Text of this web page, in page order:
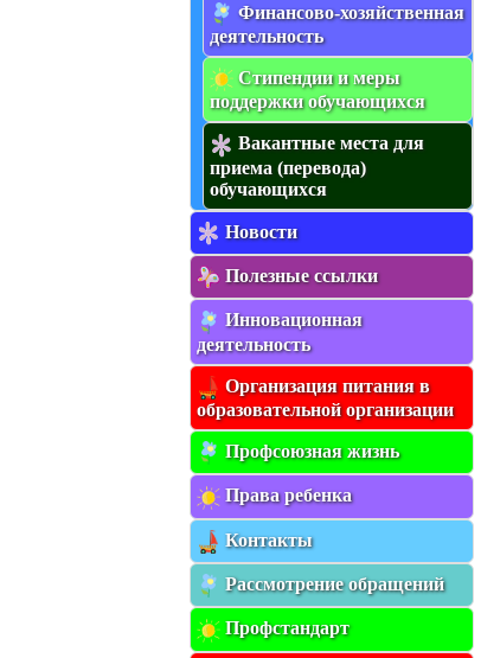
Финансово-хозяйственная
деятельность
Стипендии и меры
поддержки обучающихся
Вакантные места для
приема (перевода)
обучающихся
Новости
Полезные ссылки
Инновационная
деятельность
Организация питания в
образовательной организации
Профсоюзная жизнь
Права ребенка
Контакты
Рассмотрение обращений
Профстандарт